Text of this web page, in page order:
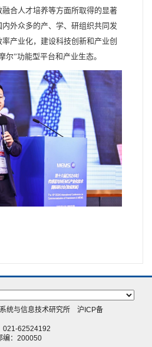
合人才培养等方面所取得的显著
外众多的产、学、研组织共同发
产业化，建设科技创新和产业创
尔”功能型平台和产业生态。
统与信息技术研究所 沪ICP备
62524192
编：200050